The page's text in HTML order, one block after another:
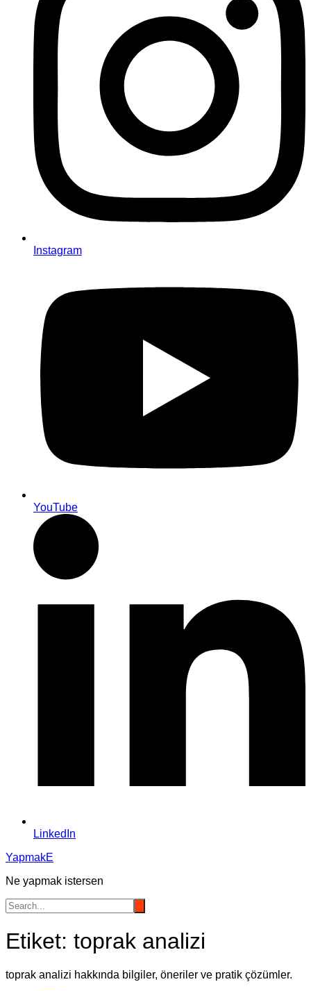
Instagram
YouTube
LinkedIn
YapmakE
Ne yapmak istersen
Etiket: toprak analizi
toprak analizi hakkında bilgiler, öneriler ve pratik çözümler.